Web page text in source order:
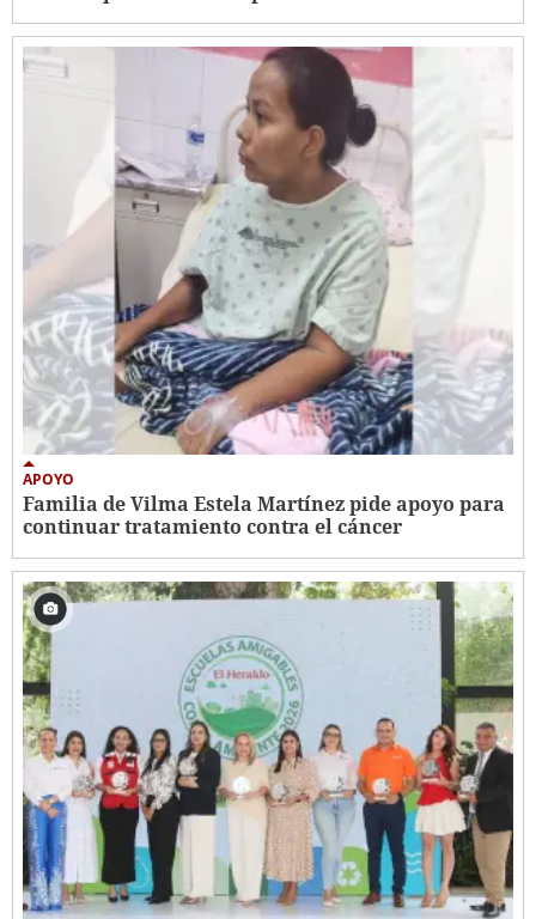
APOYO
Familia de Vilma Estela Martínez pide apoyo para
continuar tratamiento contra el cáncer